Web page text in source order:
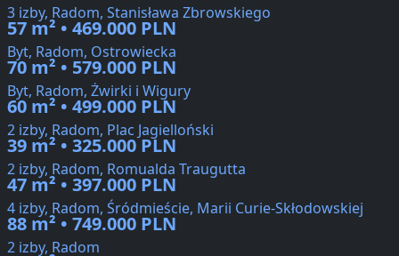
3 izby, Radom, Stanisława Zbrowskiego
57 m² • 469.000 PLN
Byt, Radom, Ostrowiecka
70 m² • 579.000 PLN
Byt, Radom, Żwirki i Wigury
60 m² • 499.000 PLN
2 izby, Radom, Plac Jagielloński
39 m² • 325.000 PLN
2 izby, Radom, Romualda Traugutta
47 m² • 397.000 PLN
4 izby, Radom, Śródmieście, Marii Curie-Skłodowskiej
88 m² • 749.000 PLN
2 izby, Radom